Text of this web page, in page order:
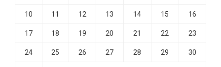
10 11 12 13 14 15 16
17 18 19 20 21 22 23
24 25 26 27 28 29 30